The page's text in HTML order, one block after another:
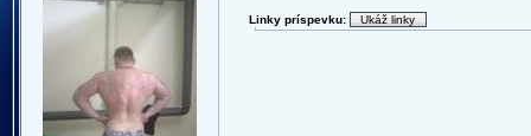
Linky príspevku: